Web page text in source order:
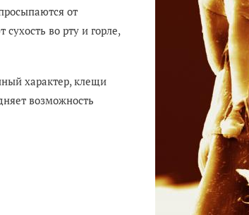
от
во рту и горле,
характер, клещи
возможность